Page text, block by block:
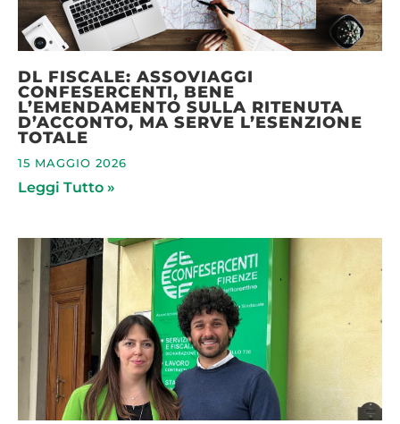
DL FISCALE: ASSOVIAGGI
CONFESERCENTI, BENE
L’EMENDAMENTO SULLA RITENUTA
D’ACCONTO, MA SERVE L’ESENZIONE
TOTALE
15 MAGGIO 2026
Leggi Tutto »